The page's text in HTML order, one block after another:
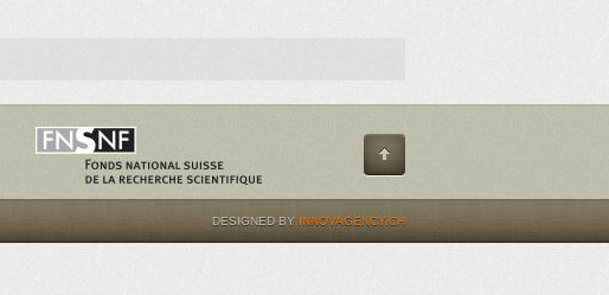
DESIGNED BY INNOVAGENCY.CH